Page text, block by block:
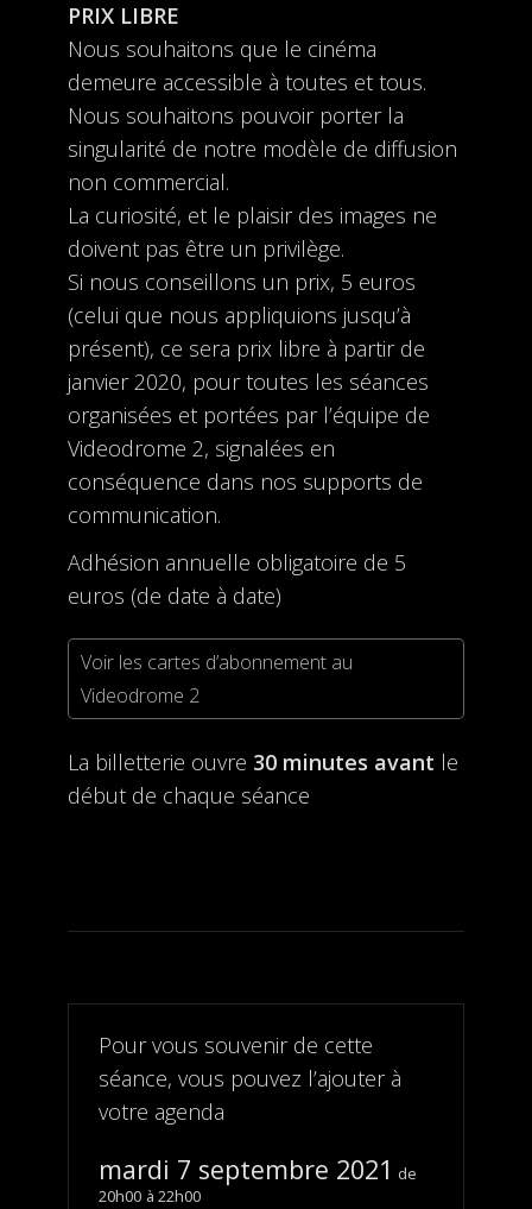
PRIX LIBRE
Nous souhaitons que le cinéma
demeure accessible à toutes et tous.
Nous souhaitons pouvoir porter la
singularité de notre modèle de diffusion
non commercial.
La curiosité, et le plaisir des images ne
doivent pas être un privilège.
Si nous conseillons un prix, 5 euros
(celui que nous appliquions jusqu’à
présent), ce sera prix libre à partir de
janvier 2020, pour toutes les séances
organisées et portées par l’équipe de
Videodrome 2, signalées en
conséquence dans nos supports de
communication.
Adhésion annuelle obligatoire de 5
euros (de date à date)
Voir les cartes d’abonnement au
Videodrome 2
La billetterie ouvre 30 minutes avant le
début de chaque séance
Pour vous souvenir de cette
séance, vous pouvez l’ajouter à
votre agenda
mardi 7 septembre 2021
20h00 22h00